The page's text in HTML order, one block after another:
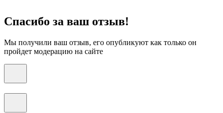
Спасибо за ваш отзыв!
Мы получили ваш отзыв, его опубликуют как только он
пройдет модерацию на сайте